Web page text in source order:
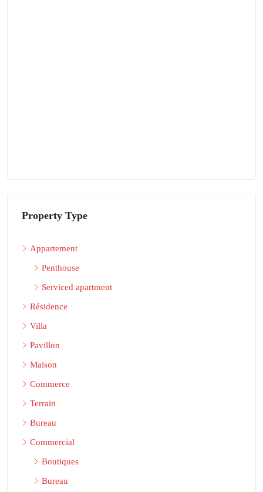
Property Type
Appartement
Penthouse
Serviced apartment
Résidence
Villa
Pavillon
Maison
Commerce
Terrain
Bureau
Commercial
Boutiques
Bureau